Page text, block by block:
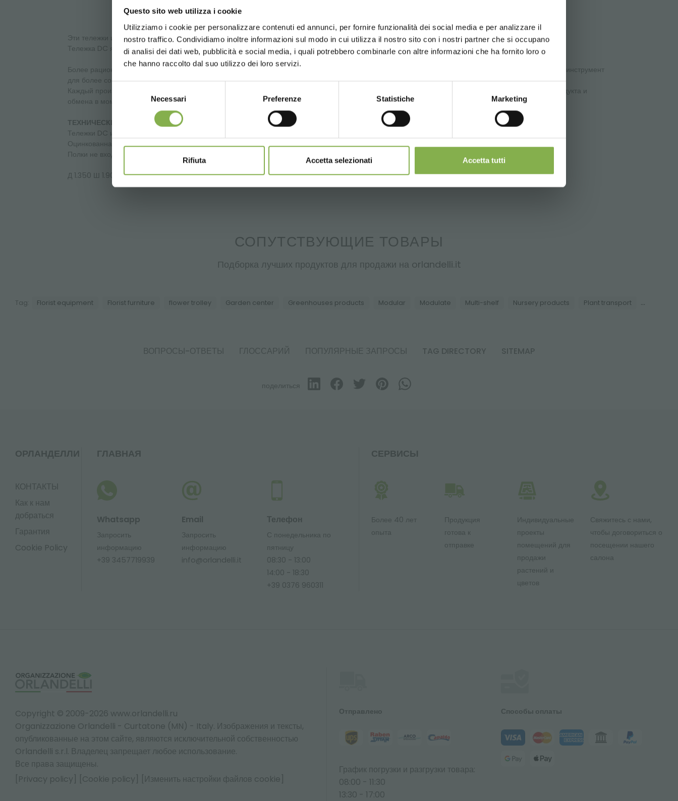
Questo sito web utilizza i cookie
Utilizziamo i cookie per personalizzare contenuti ed annunci, per fornire funzionalità dei social media e per analizzare il
nostro traffico. Condividiamo inoltre informazioni sul modo in cui utilizza il nostro sito con i nostri partner che si occupano
di analisi dei dati web, pubblicità e social media, i quali potrebbero combinarle con altre informazioni che ha fornito loro o
che hanno raccolto dal suo utilizzo dei loro servizi.
Necessari Preferenze Statistiche Marketing
Rifiuta Accetta selezionati Accetta tutti
Эти тележки используются в системе обмена и являетсянаиболее широко используемыми во всей цепочке поставок цветоводства.
Тележка DC является идеальным инструментом для перевозки растений и цветов.
Более рациональное использование пространства, сокращение расходов на упаковке, обработке и транспортировке делают изэтих тележек важный инструмент
для более современных и эффективных компаний.
Каждый производитель, или кто перевозит цветы и растения, должен иметь свой собственный парк тележек для того, чтобы облегчить перевозку продукта и
обмена в момент разгрузки
ТЕХНИЧЕСКИЕ ДАННЫЕ
Тележки DC изготовлены ​​в соответствии со стандартными мерами цветоводства 1.350*565 мм.
Оцинкованная тележка в комплекте с базой и 4 колоннами, с 2 поворотными и 2 неповоротными колесами диаметром 125 мм.
Полки не входят в стоимость тележки
Д 1.350 Ш 1.900 В 565 мм
СОПУТСТВУЮЩИЕ ТОВАРЫ
Подборка лучших продуктов для продажи на orlandelli.it
Tag: Florist equipment Florist furniture flower trolley Garden center Greenhouses products Modular Modulate Multi-shelf Nursery products Plant transport ...
ВОПРОСЫ-ОТВЕТЫ ГЛОССАРИЙ ПОПУЛЯРНЫЕ ЗАПРОСЫ TAG DIRECTORY SITEMAP
поделиться
UNITED STATES ENGLISH
CONTINUE
ОРЛАНДЕЛЛИ
КОНТАКТЫ
Как к нам
добраться
Гарантия
Cookie Policy
ГЛАВНАЯ
Whatsapp
Запросить
информацию
+39 3457719939
Email
Запросить
информацию
info@orlandelli.it
Телефон
С понедельника по
пятницу
08:30 - 13:00
14:00 - 18:30
+39 0376 960311
СЕРВИСЫ
Более 40 лет
опыта
Продукция
готова к
отправке
Индивидуальные
проекты
помещений для
продажи
растений и
цветов
Свяжитесь с нами,
чтобы договориться о
посещении нашего
салона
Copyright © 2009-2026 www.orlandelli.ru
Organizzazione Orlandelli - Curtatone (MN) - Italy. Изображения и тексты,
опубликованные на этом сайте, являются исключительной собственностью
Orlandelli s.r.l. Владелец запрещает любое использование.
Все права защищены.
[Privacy policy]
[Cookie policy] [Изменить настройки файлов cookie]
Отправлено
График погрузки и разгрузки товара:
08:00 - 11:30
13:30 - 17:00
Способы оплаты
Войдите или зарегистрируйтесь, чтобы скачать
технический паспорт
ЗАРЕГИСТРИРОВАТЬСЯ СЕЙЧАС